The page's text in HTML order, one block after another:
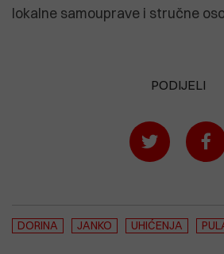
lokalne samouprave i stručne
PODIJELI
DORINA JANKO UHIĆENJA